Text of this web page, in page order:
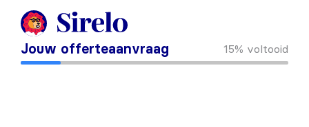
Jouw offerteaanvraag 15% voltooid